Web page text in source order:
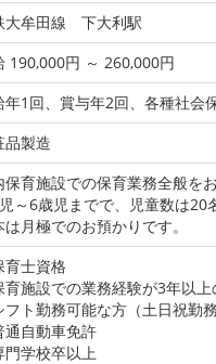
大牟田線 下大利駅
190,000円 ～ 260,000円
年1回、賞与年2回、各種社会
品製造
保育施設での保育業務全般を
～6歳児までで、児童数は20
は月極でのお預かりです。
士資格
施設での業務経験が3年以上
ト勤務可能な方（土日祝勤務
自動車免許
学校卒以上